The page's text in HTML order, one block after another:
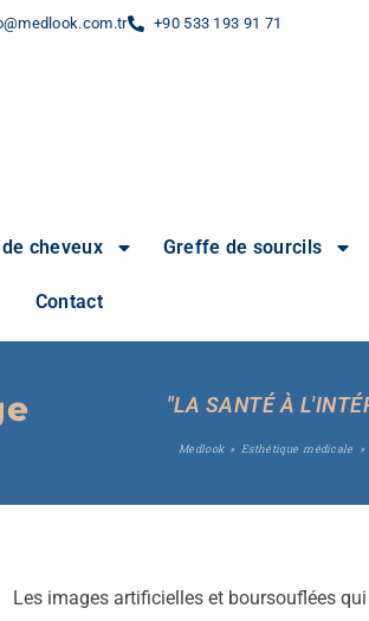
+90 533 193 91 71
cheveux Greffe de sourcils
Contact
"LA SANTÉ À
Medlook» Esthétique médicale »
Les images artificielles et boursouflées